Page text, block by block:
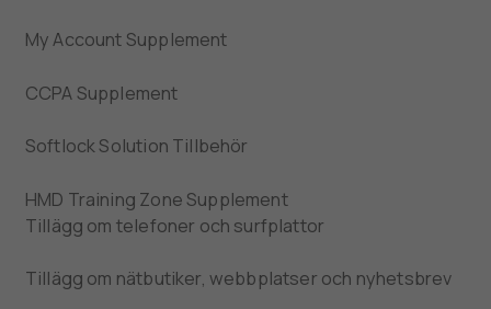
My Account Supplement
CCPA Supplement
Softlock Solution Tillbehör
HMD Training Zone Supplement
Tillägg om telefoner och surfplattor
Tillägg om nätbutiker, webbplatser och nyhetsbrev